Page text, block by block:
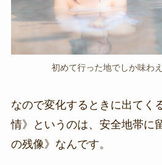
初めて行った地でしか味わ
なので変化するときに出てく
情》というのは、安全地帯に
の残像》なんです。